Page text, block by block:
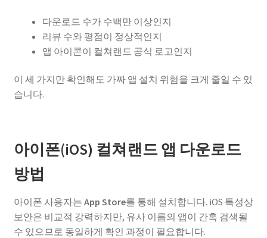
다운로드 수가 수백만 이상인지
리뷰 수와 평점이 정상적인지
앱 아이콘이 컬쳐랜드 공식 로고인지
이 세 가지만 확인해도 가짜 앱 설치 위험을 크게 줄일 수 있
습니다.
아이폰(iOS) 컬쳐랜드 앱 다운로드
방법
아이폰 사용자는 App Store를 통해 설치합니다. iOS 특성상
보안은 비교적 강력하지만, 유사 이름의 앱이 간혹 검색될
수 있으므로 동일하게 확인 과정이 필요합니다.